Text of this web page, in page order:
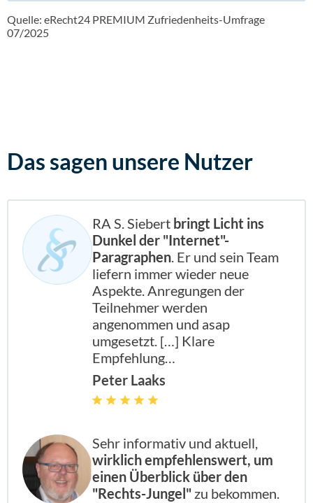
Quelle: eRecht24 PREMIUM Zufriedenheits-Umfrage
07/2025
Das sagen unsere Nutzer
RA S. Siebert bringt Licht ins
Dunkel der "Internet"-
Paragraphen. Er und sein Team
liefern immer wieder neue
Aspekte. Anregungen der
Teilnehmer werden
angenommen und asap
umgesetzt. […] Klare
Empfehlung…
Peter Laaks
Sehr informativ und aktuell,
wirklich empfehlenswert, um
einen Überblick über den
"Rechts-Jungel" zu bekommen.